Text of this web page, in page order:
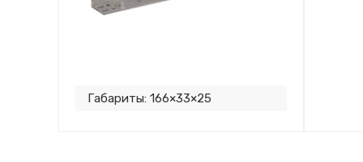
Габариты: 166×33×25